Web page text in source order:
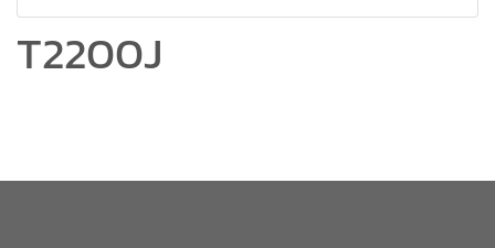
T2200J